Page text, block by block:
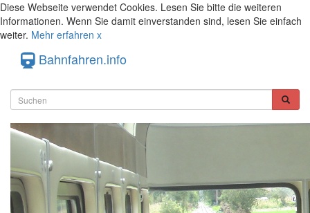
Diese Webseite verwendet Cookies. Lesen Sie bitte die weiteren
Informationen. Wenn Sie damit einverstanden sind, lesen Sie einfach
weiter. Mehr erfahren x
Bahnfahren.info